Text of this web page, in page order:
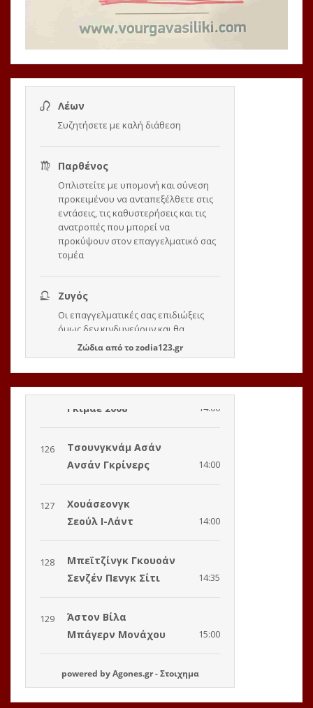
Ζώδιααπό τοzodia123.gr
powered byAgones.gr-Στοιχημα